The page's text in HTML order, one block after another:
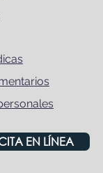
EN LÍNEA